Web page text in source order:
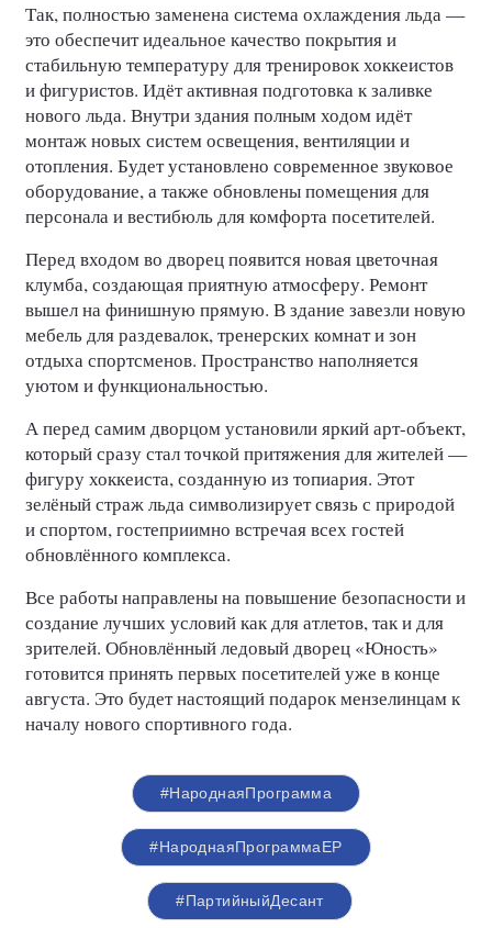
Так, полностью заменена система охлаждения льда —
это обеспечит идеальное качество покрытия и
стабильную температуру для тренировок хоккеистов
и фигуристов. Идёт активная подготовка к заливке
нового льда. Внутри здания полным ходом идёт
монтаж новых систем освещения, вентиляции и
отопления. Будет установлено современное звуковое
оборудование, а также обновлены помещения для
персонала и вестибюль для комфорта посетителей.
Перед входом во дворец появится новая цветочная
клумба, создающая приятную атмосферу. Ремонт
вышел на финишную прямую. В здание завезли новую
мебель для раздевалок, тренерских комнат и зон
отдыха спортсменов. Пространство наполняется
уютом и функциональностью.
А перед самим дворцом установили яркий арт-объект,
который сразу стал точкой притяжения для жителей —
фигуру хоккеиста, созданную из топиария. Этот
зелёный страж льда символизирует связь с природой
и спортом, гостеприимно встречая всех гостей
обновлённого комплекса.
Все работы направлены на повышение безопасности и
создание лучших условий как для атлетов, так и для
зрителей. Обновлённый ледовый дворец «Юность»
готовится принять первых посетителей уже в конце
августа. Это будет настоящий подарок мензелинцам к
началу нового спортивного года.
#НароднаяПрограмма
#НароднаяПрограммаЕР
#ПартийныйДесант